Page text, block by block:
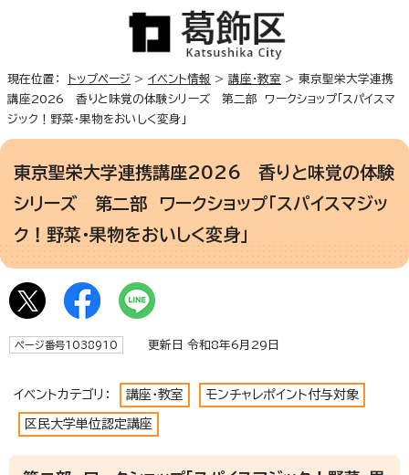
現在位置： トップページ > イベント情報 > 講座・教室 > 東京聖栄大学連携
講座2026 香りと味覚の体験シリーズ 第二部 ワークショップ「スパイスマ
ジック！野菜・果物をおいしく変身」
東京聖栄大学連携講座2026 香りと味覚の体験
シリーズ 第二部 ワークショップ「スパイスマジッ
ク！野菜・果物をおいしく変身」
ページ番号1038910 更新日 令和8年6月29日
イベントカテゴリ： 講座・教室 モンチャレポイント付与対象
区民大学単位認定講座